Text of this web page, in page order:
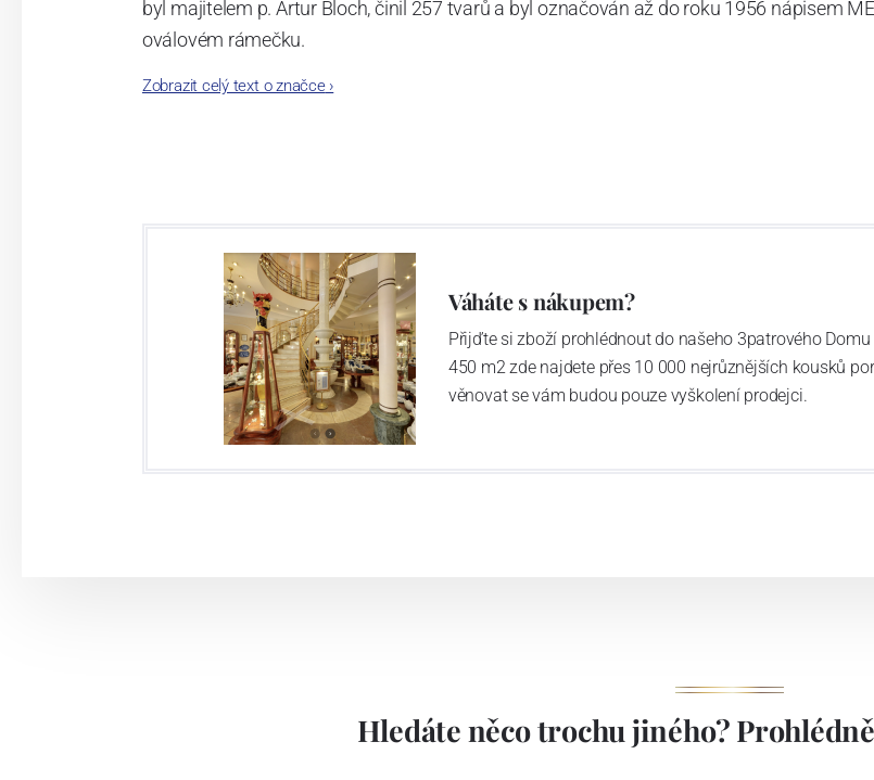
byl majitelem p. Artur Bloch, činil 257 tvarů a byl označován až do roku 1956 nápisem
oválovém rámečku.
Dnes, kdy čtete tento úvod, nese firma název
Zobrazit celý text o značce›
Váháte s nákupem?
Přijďte si zboží prohlédnout do našeho 3patrového
450 m2 zde najdete přes 10 000 nejrůznějších kousků
věnovat se vám budou pouze vyškolení prodejci.
Hledáte něco trochu jiného?